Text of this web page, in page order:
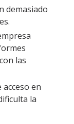
demasiado
las
acceso en
la